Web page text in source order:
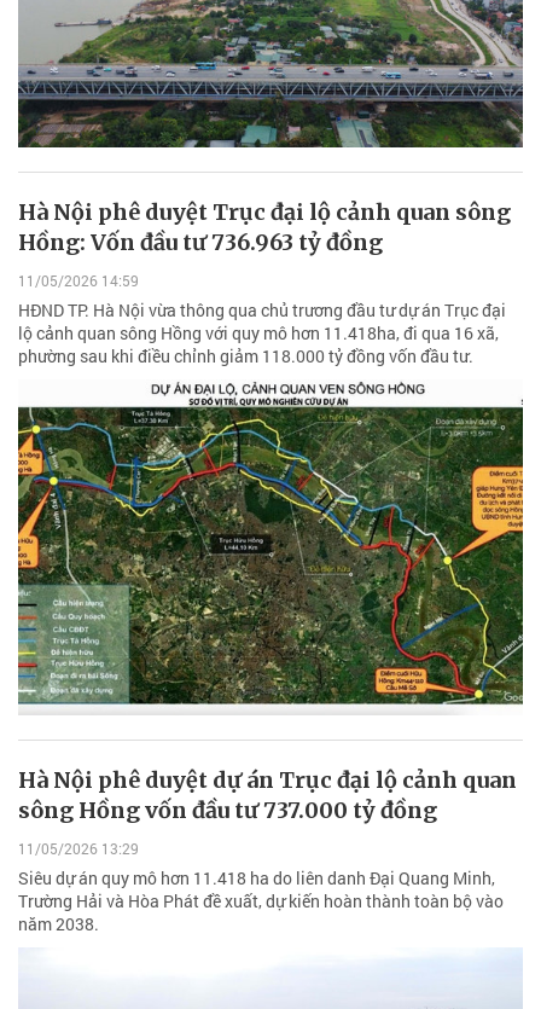
Hà Nội phê duyệt Trục đại lộ cảnh quan sông
Hồng: Vốn đầu tư 736.963 tỷ đồng
11/05/2026 14:59
HĐND TP. Hà Nội vừa thông qua chủ trương đầu tư dự án Trục đại
lộ cảnh quan sông Hồng với quy mô hơn 11.418ha, đi qua 16 xã,
phường sau khi điều chỉnh giảm 118.000 tỷ đồng vốn đầu tư.
Hà Nội phê duyệt dự án Trục đại lộ cảnh quan
sông Hồng vốn đầu tư 737.000 tỷ đồng
11/05/2026 13:29
Siêu dự án quy mô hơn 11.418 ha do liên danh Đại Quang Minh,
Trường Hải và Hòa Phát đề xuất, dự kiến hoàn thành toàn bộ vào
năm 2038.